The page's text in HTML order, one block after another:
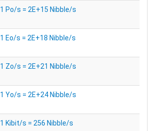
1 Po/s = 2E+15 Nibble/s
1 Eo/s = 2E+18 Nibble/s
1 Zo/s = 2E+21 Nibble/s
1 Yo/s = 2E+24 Nibble/s
1 Kibit/s = 256 Nibble/s